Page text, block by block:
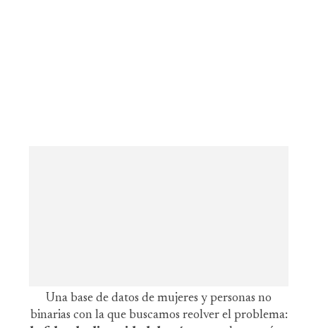
Una base de datos de mujeres y personas no
binarias con la que buscamos reolver el problema: